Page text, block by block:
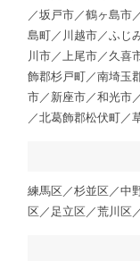
／坂戸市／鶴ヶ島市
島町／川越市／ふじ
川市／上尾市／久喜
飾郡杉戸町／南埼玉
市／新座市／和光市
／北葛飾郡松伏町／
練馬区／杉並区／中
区／足立区／荒川区